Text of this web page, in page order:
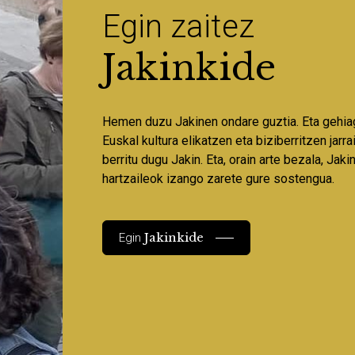
Egin zaitez
Jakinkide
Hemen duzu Jakinen ondare guztia. Eta
Euskal kultura elikatzen eta biziberritzen
berritu dugu Jakin. Eta, orain arte bezala,
hartzaileok izango zarete gure sostengua.
EginJakinkide